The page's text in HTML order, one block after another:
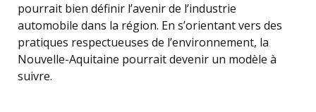
pourrait bien définir l’avenir de l’industrie
automobile dans la région. En s’orientant vers des
pratiques respectueuses de l’environnement, la
Nouvelle-Aquitaine pourrait devenir un modèle à
suivre.